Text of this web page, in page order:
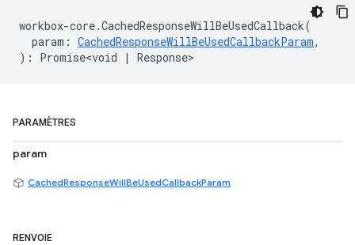
workbox-core.CachedResponseWillBeUsedCallback(
param : CachedResponseWillBeUsedCallbackParam,
) : Promise<void | Response>
PARAMÈTRES
param
CachedResponseWillBeUsedCallbackParam
RENVOIE